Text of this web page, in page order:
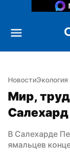
НовостиЭкология
Мир,
В Салехарде
ямальцев